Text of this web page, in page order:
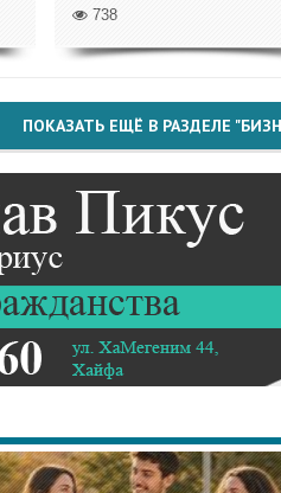
738
ПОКАЗАТЬ ЕЩЁ В РАЗДЕЛЕ